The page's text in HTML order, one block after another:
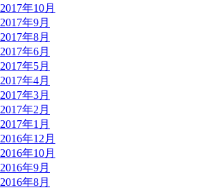
2017年10月
2017年9月
2017年8月
2017年6月
2017年5月
2017年4月
2017年3月
2017年2月
2017年1月
2016年12月
2016年10月
2016年9月
2016年8月